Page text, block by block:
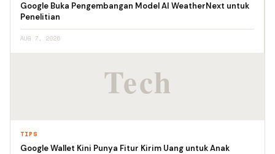
Google Buka Pengembangan Model AI WeatherNext untuk
Penelitian
AUG 7, 2026
TIPS
Google Wallet Kini Punya Fitur Kirim Uang untuk Anak